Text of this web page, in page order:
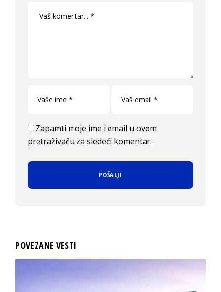
Zapamti moje ime i email u ovom
pretraživaču za sledeći komentar.
POVEZANE VESTI